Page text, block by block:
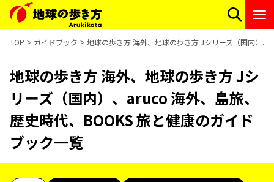
TOP ガイドブック 地球の歩き方 海外、地球の歩き方 Jシリーズ（国内）
地球の歩き方 海外、地球の歩き方 Jシ
リーズ（国内）、aruco 海外、島旅、
歴史時代、BOOKS 旅と健康のガイド
ブック一覧